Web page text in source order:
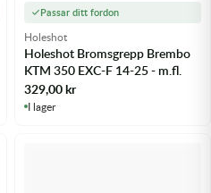
Passar ditt fordon
Holeshot
Holeshot Bromsgrepp Brembo
KTM 350 EXC-F 14-25 - m.fl.
329,00kr
I lager